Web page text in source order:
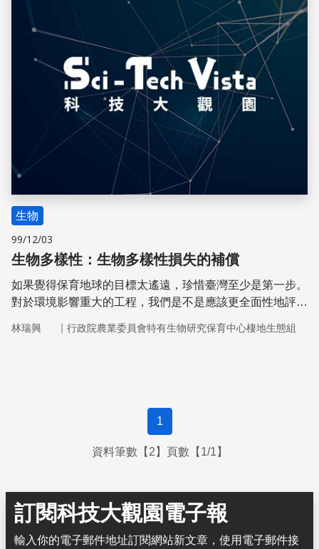
生物
99/12/03
生物多樣性：生物多樣性損失的補償
如果覺得保育地球的目標太遙遠，珍惜臺灣至少是第一步。
對於環境影響重大的工程，我們是不是應該更全面性地評估
林瑞興 ｜ 行政院農業委員會特有生物研究保育中心棲地生態組
1
資料筆數【2】頁數【1/1】
訂閱科技大觀園電子報
輸入你的電子郵件地址訂閱網站新文章，使用電子郵件接